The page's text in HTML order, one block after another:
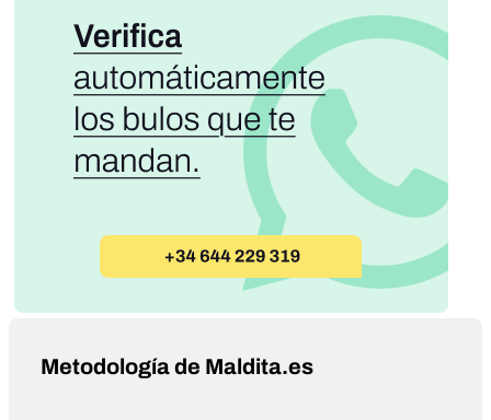
Metodología de Maldita.es